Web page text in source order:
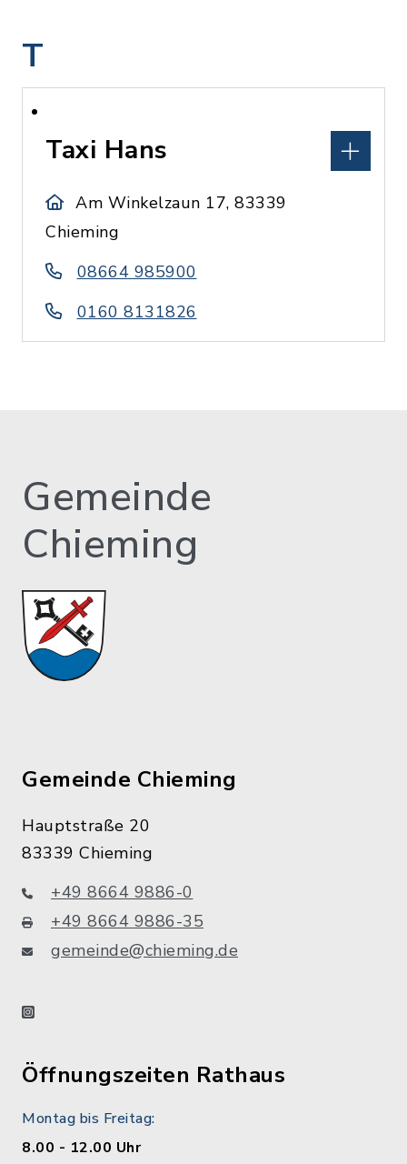
T
Taxi Hans
Am Winkelzaun 17, 83339
Chieming
08664 985900
0160 8131826
Gemeinde
Chieming
Gemeinde Chieming
Hauptstraße 20
83339 Chieming
+49 8664 9886-0
+49 8664 9886-35
gemeinde@chieming.de
instagram
Öffnungszeiten Rathaus
Montag bis Freitag:
8.00 - 12.00 Uhr